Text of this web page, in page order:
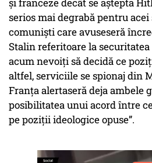
și franceze decât se aștepta
serios mai degrabă pentru
comuniști care avuseseră
Stalin referitoare la
acum nevoiți să decidă ce
altfel, serviciile se spionaj din
Franța alertaseră deja ambele
posibilitatea unui acord între
pe poziții ideologice opuse”.